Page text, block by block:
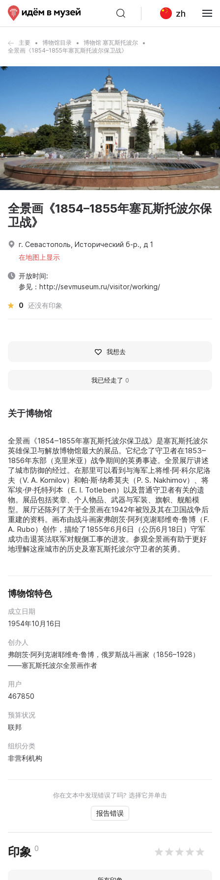
zh
主要 博物馆目录
博物馆 塞瓦斯托波尔
全景画《1854–1855年塞瓦斯托波尔保卫战》
关于博物馆
全景画《1854–1855年塞瓦斯托波尔保卫战》是塞瓦斯托波尔
英雄保卫与解放博物馆最大的展品。它纪念了守卫者在1853–
1856年东部（克里米亚）战争期间的英勇事迹。全景展厅讲述
了城市防御的经过。在那里可以看到与海军上将维·阿·科尔尼洛
夫（V. A. Kornilov）和帕·斯·纳希莫夫（P. S. Nakhimov）、将
军埃·伊·托特列本（E. I. Totleben）以及普通守卫者有关的遗
物。展品包括奖章、个人物品、武器与军装、旗帜、舰船模
型。展厅还陈列了关于全景画在1942年被毁及其在卫国战争后
重建的资料。画布由战斗画家弗朗茨·阿列克谢耶维奇·鲁博（F.
A. Rubo）创作，描绘了1855年6月6日（公历6月18日）守军
成功击退英法联军对舰侧工事的进攻。参观全景画有助于更好
地理解这座城市的历史及塞瓦斯托波尔守卫者的英勇。
博物馆特色
成立日期
1954年10月16日
创办人
弗朗茨·阿列克谢耶维奇·鲁博，俄罗斯战斗画家（1856–1928）
——塞瓦斯托波尔全景画作者
用户
467850
预算状况
联邦
组织分类
非营利机构
你在文本中发现错误了吗? 选择它并单击
报告错误
印象 0
全景画《1854–1855年塞瓦斯托波尔保
卫战》
г. Севастополь, Исторический б-р., д 1
在地图上显示
开放时间:
参见：http://sevmuseum.ru/visitor/working/
0 还没有印象
我想去
我已经走了 0